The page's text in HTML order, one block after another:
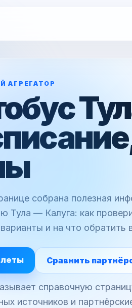
АГРЕГАТОР
собрана полезная
Тула — Калуга: как
и на что обратить
Сравнить
справочную
источников и